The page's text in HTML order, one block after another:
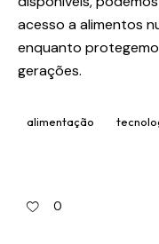
acesso a alimentos
enquanto
gerações.
alimentação
0